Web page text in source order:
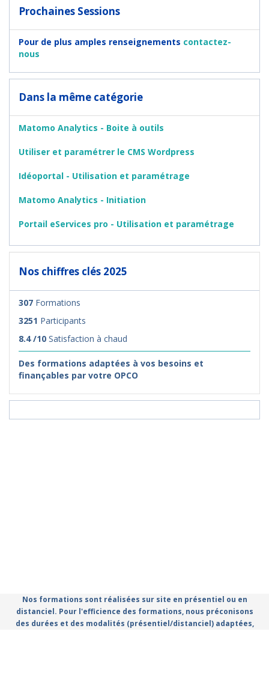
Prochaines Sessions
Pour de plus amples renseignements contactez-
nous
Dans la même catégorie
Matomo Analytics - Boite à outils
Utiliser et paramétrer le CMS Wordpress
Idéoportal - Utilisation et paramétrage
Matomo Analytics - Initiation
Portail eServices pro - Utilisation et paramétrage
Nos chiffres clés 2025
307 Formations
3251 Participants
8.4 /10 Satisfaction à chaud
Des formations adaptées à vos besoins et
finançables par votre OPCO
Nos formations sont réalisées sur site en présentiel ou en
distanciel. Pour l'efficience des formations, nous préconisons
des durées et des modalités (présentiel/distanciel) adaptées,